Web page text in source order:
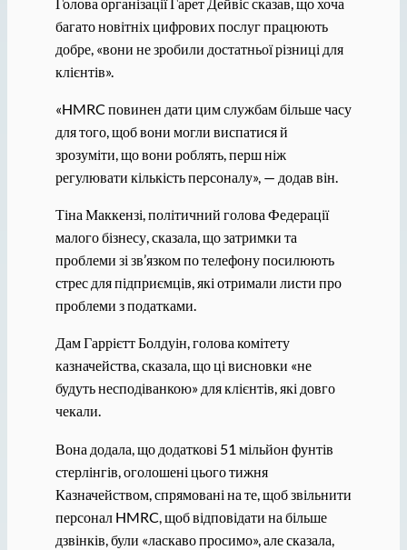
багато новітніх цифрових послуг працюють
добре, «вони не зробили достатньої різниці для
клієнтів».
«HMRC повинен дати цим службам більше часу
для того, щоб вони могли виспатися й
зрозуміти, що вони роблять, перш ніж
регулювати кількість персоналу», — додав він.
Тіна Маккензі, політичний голова Федерації
малого бізнесу, сказала, що затримки та
проблеми зі зв’язком по телефону посилюють
стрес для підприємців, які отримали листи про
проблеми з податками.
Дам Гаррієтт Болдуін, голова комітету
казначейства, сказала, що ці висновки «не
будуть несподіванкою» для клієнтів, які довго
чекали.
Вона додала, що додаткові 51 мільйон фунтів
стерлінгів, оголошені цього тижня
Казначейством, спрямовані на те, щоб звільнити
персонал HMRC, щоб відповідати на більше
дзвінків, були «ласкаво просимо», але сказала,